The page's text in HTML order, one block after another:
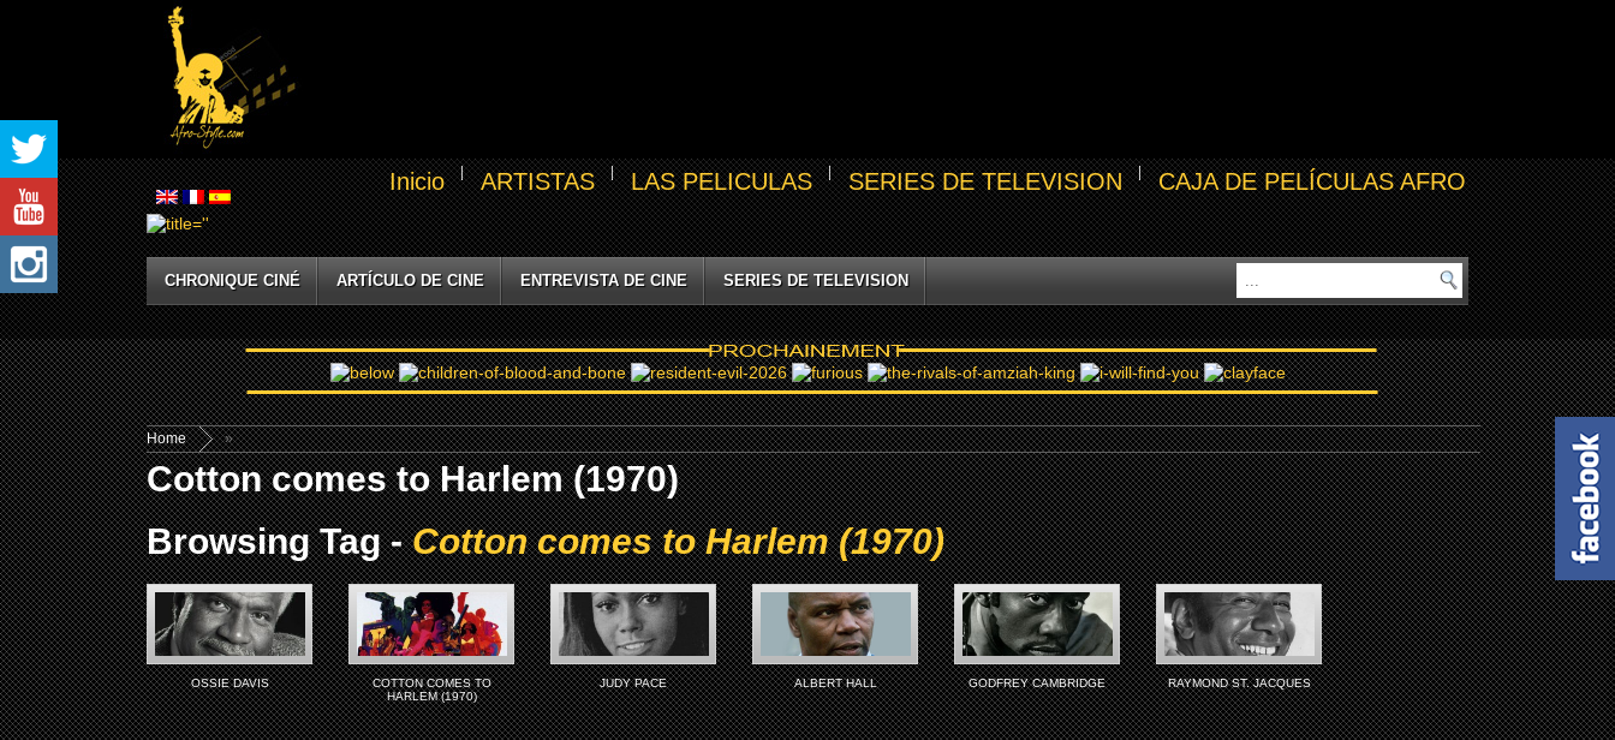
Inicio ARTISTAS LAS PELICULAS SERIES DE TELEVISION CAJA DE PELÍCULAS AFRO
CHRONIQUE CINÉ ARTÍCULO DE CINE ENTREVISTA DE CINE SERIES DE TELEVISION
Home »
Cotton comes to Harlem (1970)
Browsing Tag -Cotton comes to Harlem (1970)
OSSIE DAVIS
COTTON COMES TO
HARLEM (1970)
JUDY PACE ALBERT HALL GODFREY CAMBRIDGE RAYMOND ST. JACQUES